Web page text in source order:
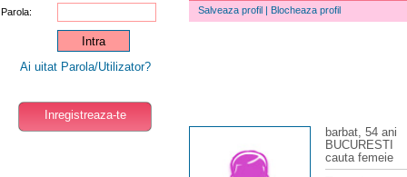
Parola:
Ai uitat Parola/Utilizator?
Inregistreaza-te
Salveaza profil | Blocheaza profil
barbat, 54 ani
BUCURESTI
cauta femeie